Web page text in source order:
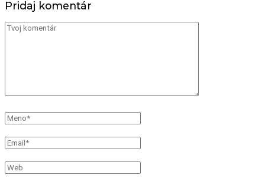
Pridaj komentár